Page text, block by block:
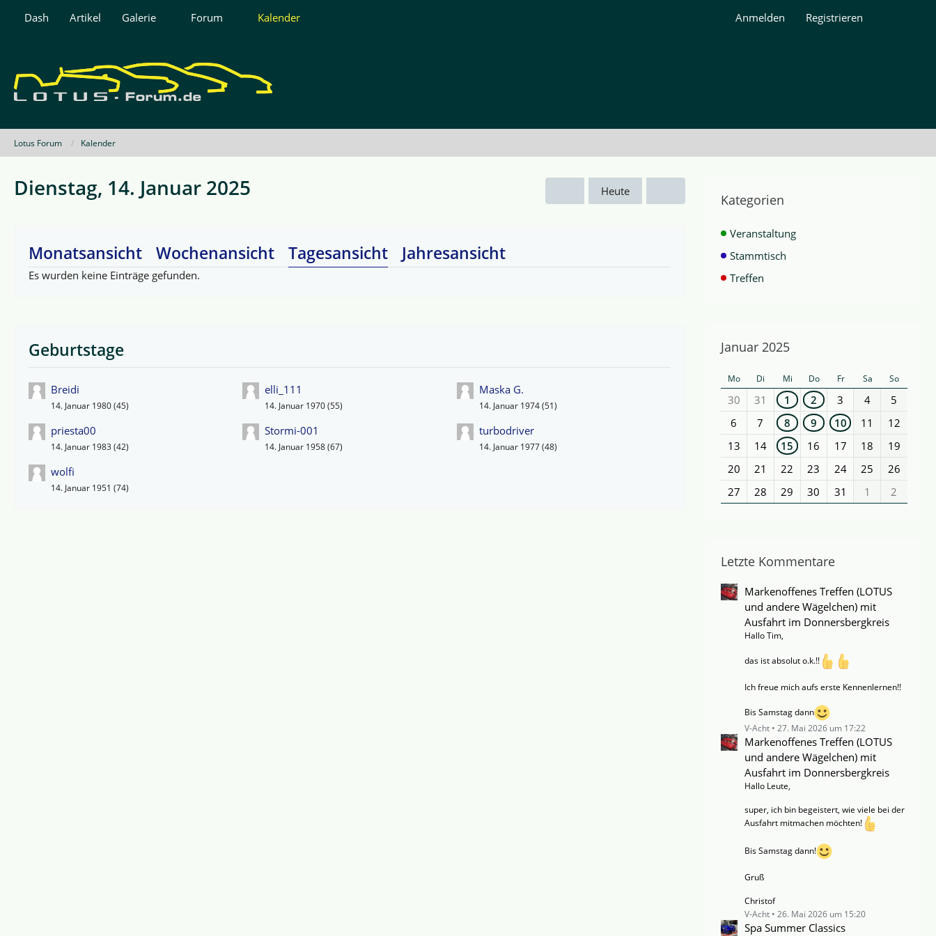
Dash Artikel Galerie Forum Kalender Anmelden Registrieren
Lotus Forum Kalender
Dienstag, 14. Januar 2025 Heute
Monatsansicht Wochenansicht Tagesansicht Jahresansicht
Es wurden keine Einträge gefunden.
Geburtstage
Breidi
14. Januar 1980 (45)
elli_111
14. Januar 1970 (55)
Maska G.
14. Januar 1974 (51)
priesta00
14. Januar 1983 (42)
Stormi-001
14. Januar 1958 (67)
turbodriver
14. Januar 1977 (48)
wolfi
14. Januar 1951 (74)
Kategorien
Veranstaltung
Stammtisch
Treffen
Januar 2025
Mo Di Mi Do Fr Sa So
30 31 1 2 3 4
5
6
7 8 9 10 11
12
13
14 15 16 17 18
19
20
21 22 23 24 25
26
27
28 29 30 31 1 2
Letzte Kommentare
Markenoffenes Treffen (LOTUS
und andere Wägelchen) mit
Ausfahrt im Donnersbergkreis
Hallo Tim,
das ist absolut o.k.!!
Ich freue mich aufs erste Kennenlernen!!
Bis Samstag dann
V-Acht
27. Mai 2026 um 17:22
Markenoffenes Treffen (LOTUS
und andere Wägelchen) mit
Ausfahrt im Donnersbergkreis
Hallo Leute,
super, ich bin begeistert, wie viele bei der
Ausfahrt mitmachen möchten!
Bis Samstag dann!
Gruß
Christof
V-Acht
26. Mai 2026 um 15:20
Spa Summer Classics